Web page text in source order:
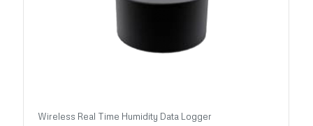
Wireless Real Time Humidity Data Logger